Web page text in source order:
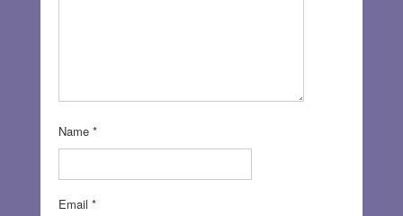
Name *
Email *